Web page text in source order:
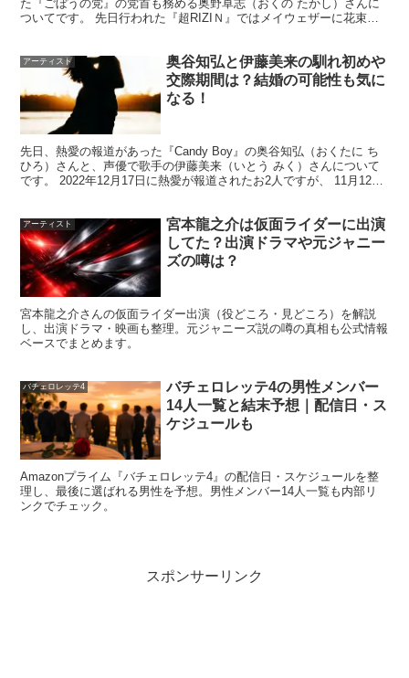
了している経歴の持ち主です。学生時代からコンペで評価
され、卒業後は工房で制作経験を積みながら、個展や受賞
を重ねて活動の幅を広げています。
ポイントは、学歴の肩書きだけでなく、
経験と発表歴がセットで積み上がっているところです。
白谷琢磨の学歴は東京藝術大学から大学院まで
白谷琢磨さんは1994年生まれで、東京藝術大学美術学部
彫刻科を卒業後、同大学院の美術研究科彫刻専攻を修了し
ています。彫刻は「作る技術」だけでなく、素材理解や保
存性、空間での見え方など、幅広い判断が必要な分野。
そうした基礎を学んだうえで、白谷琢磨さんは折り紙木彫
という分かりやすい入口をつくりつつ、素材と概念を深め
ているのが強みです。
個展は開いてる？主な展示歴まとめ
結論から言うと、白谷琢磨さんはすでに個展を開催してい
た『ごぼうの党』の党首も務める奥野卓志（おくの たかし）さんに
ついてです。 先日行われた『超RIZIＮ』ではメイウェザーに花束を
アーティスト
奥谷知弘と伊藤美来の馴れ初めや
交際期間は？結婚の可能性も気に
なる！
先日、熱愛の報道があった『Candy Boy』の奥谷知弘（おくたに ち
ひろ）さんと、声優で歌手の伊藤美来（いとう みく）さんについて
です。 2022年12月17日に熱愛が報道されたお2人ですが、 11月12
アーティスト
宮本龍之介は仮面ライダーに出演
してた？出演ドラマや元ジャニー
ズの噂は？
宮本龍之介さんの仮面ライダー出演（役どころ・見どころ）を解説
し、出演ドラマ・映画も整理。元ジャニーズ説の噂の真相も公式情報
ベースでまとめます。
バチェロレッテ4
バチェロレッテ4の男性メンバー
14人一覧と結末予想｜配信日・ス
ケジュールも
Amazonプライム『バチェロレッテ4』の配信日・スケジュールを整
理し、最後に選ばれる男性を予想。男性メンバー14人一覧も内部リ
ンクでチェック。
スポンサーリンク